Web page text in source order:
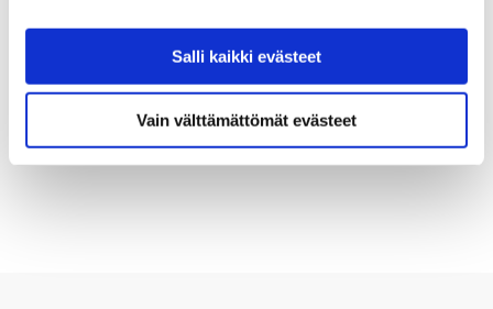
Salli kaikki evästeet
Vain välttämättömät evästeet
Pori käynnistää uuden asukasmarkkinoinnin kampanjan,
jonka tavoitteena on lisätä kaupungin kiinnostavuutta
ja vetovoimaa erityisesti nuorten aikuisten,
opiskelijoiden ja työikäisten joukosta.…